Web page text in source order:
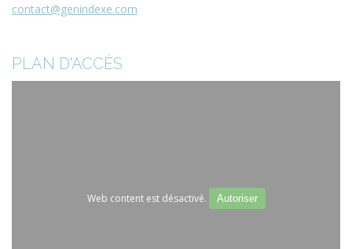
contact@genindexe.com
PLAN D'ACCÈS
Web content est désactivé. Autoriser